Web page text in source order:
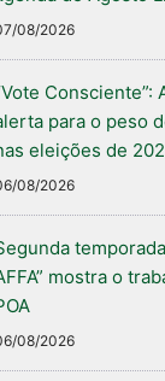
08/2026
Consciente”:
para o peso
eleições de
08/2026
mostra o
08/2026